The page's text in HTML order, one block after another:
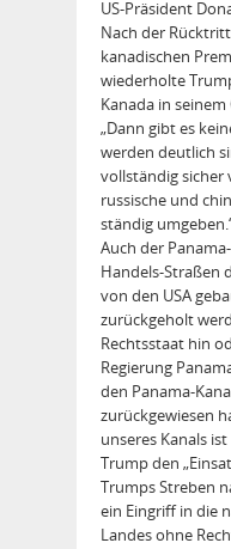
US-Präsident
Nach der
kanadischen
wiederholte
Kanada in seinem
„Dann gibt es
werden deutlich
vollständig sicher
russische und
ständig
Auch der
Handels-Straßen
von den USA
zurückgeholt
Rechtsstaat hin
Regierung
den Pana­ma-
zurückgewiesen
unseres Kanals
Trump den
Trumps Streben
ein Eingriff in die
Landes ohne